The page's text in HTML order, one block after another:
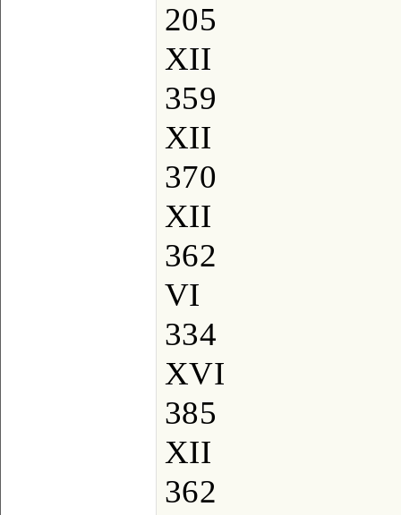
205
XII
359
XII
370
XII
362
VI
334
XVI
385
XII
362